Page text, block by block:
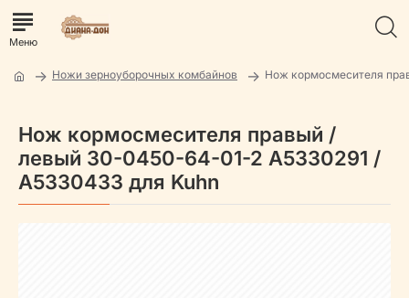
Ножи зерноуборочных комбайнов Нож кормосмесителя
Нож кормосмесителя правый /
левый 30-0450-64-01-2 A5330291 /
A5330433 для Kuhn